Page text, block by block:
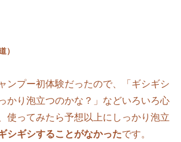
）
ンプー初体験だったので、「ギシギシ
かり泡立つのかな？」などいろいろ心
使ってみたら予想以上にしっかり泡立
シギシすることがなかったです。